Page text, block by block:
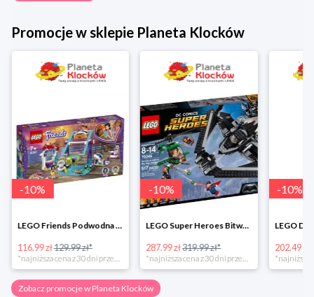
Promocje w sklepie Planeta Klocków
-10%
LEGO Friends Podwodna Frajda w super cenie
116.99 zł129.99 zł*
*najniższa cena z 30 dni przed obniżką
-10%
LEGO Super Heroes Bitwa powietrzna w super cenie
287.99 zł319.99 zł*
-10%
202.49 zł
Zobacz promocje w Planeta Klocków